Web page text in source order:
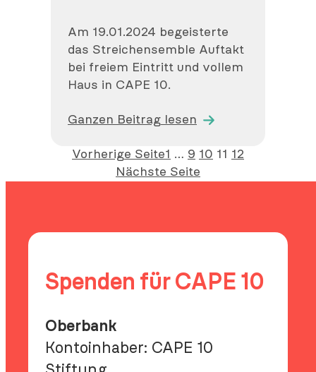
Am 19.01.2024 begeisterte
das Streichensemble Auftakt
bei freiem Eintritt und vollem
Haus in CAPE 10.
Ganzen Beitrag lesen
Vorherige Seite1 … 9 10 11 12
Nächste Seite
Spenden für CAPE 10
Oberbank
Kontoinhaber: CAPE 10